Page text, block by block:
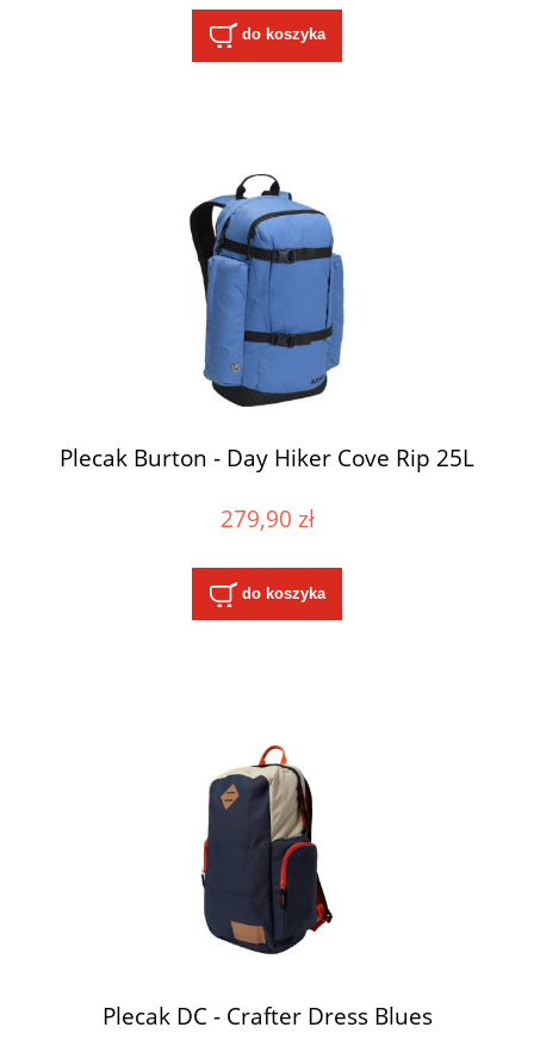
do koszyka
Plecak Burton - Day Hiker Cove Rip 25L
279,90 zł
do koszyka
Plecak DC - Crafter Dress Blues